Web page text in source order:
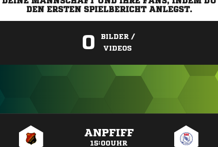
DEN ERSTEN SPIELBERICHT ANLEGST.
0
BILDER /
VIDEOS
ANPFIFF
15:00UHR